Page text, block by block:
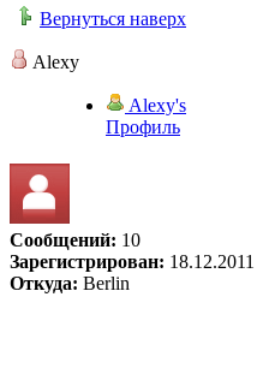
Вернуться наверх
Alexy
Alexy's
Профиль
Сообщений: 10
Зарегистрирован: 18.12.2011
Откуда: Berlin